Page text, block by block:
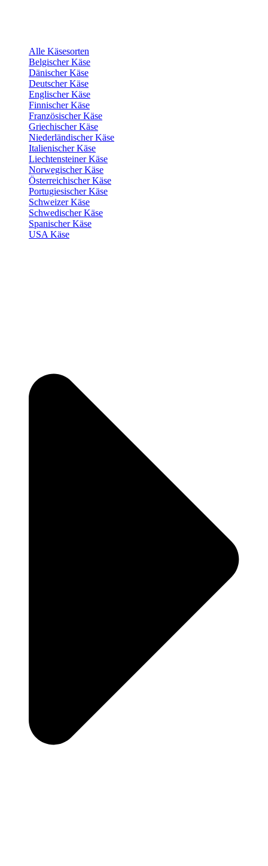
Alle Käsesorten
Belgischer Käse
Dänischer Käse
Deutscher Käse
Englischer Käse
Finnischer Käse
Französischer Käse
Griechischer Käse
Niederländischer Käse
Italienischer Käse
Liechtensteiner Käse
Norwegischer Käse
Österreichischer Käse
Portugiesischer Käse
Schweizer Käse
Schwedischer Käse
Spanischer Käse
USA Käse